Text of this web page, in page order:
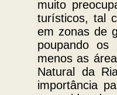
muito
turísticos, tal
em zonas de
poupando
menos as
Natural da
importância